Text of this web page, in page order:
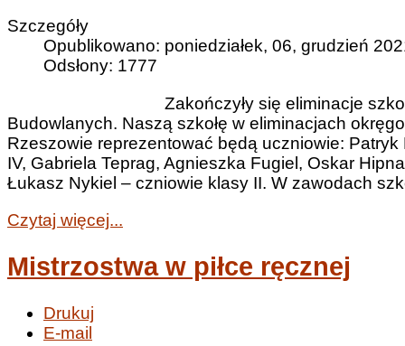
Szczegóły
Opublikowano: poniedziałek, 06, grudzień
Odsłony: 1777
Zakończyły się eliminacje
Budowlanych. Naszą szkołę w eliminacjach
Rzeszowie reprezentować będą uczniowie:
IV, Gabriela Teprag, Agnieszka Fugiel, Oskar
Łukasz Nykiel – czniowie klasy II. W zawodach
Czytaj więcej...
Mistrzostwa w piłce ręcznej
Drukuj
E-mail